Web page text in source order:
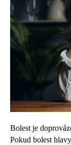
Bolest je
Pokud bolest